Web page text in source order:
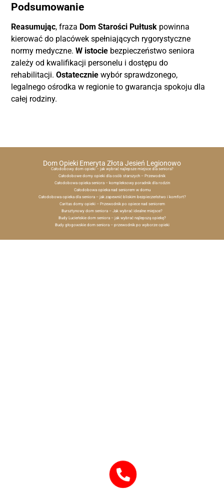
Podsumowanie
Reasumując, fraza Dom Starości Pułtusk powinna
kierować do placówek spełniających rygorystyczne
normy medyczne.W istocie bezpieczeństwo seniora
zależy od kwalifikacji personelu i dostępu do
rehabilitacji.Ostatecznie wybór sprawdzonego,
legalnego ośrodka w regionie to gwarancja spokoju dla
całej rodziny.
Dom Opieki Emeryta Złota Jesień Legionowo
Całodobowy dom opieki – jak wybrać najlepsze miejsce dla seniora?
Całodobowe domy opieki dla osób starszych – Przewodnik
Całodobowa opieka seniora – kompleksowy poradnik dla rodzin
Całodobowa opieka nad seniorem w domu
Całodobowa opieka dla seniora – jak zapewnić bliskim bezpieczeństwo i komfort?
Caritas domy opieki – Przewodnik po opiece nad seniorem
Bursztynowy dom seniora – Jak wybrać idealne miejsce?
Budy Lucieńskie dom seniora – jak wybrać najlepszą opiekę?
Budy głogowskie dom seniora – przewodnik po wyborze opieki